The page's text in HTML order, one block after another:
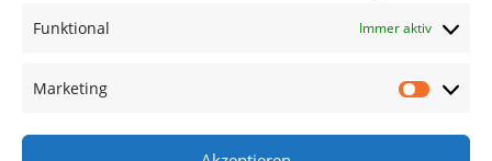
Funktional Immer aktiv
Marketing
Impressum